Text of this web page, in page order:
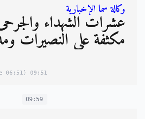
وكالة سما الإخبارية
عشرات الشهداء
مكثفة على النصيرات
09:51
(06:51 in your timezone)
09:59